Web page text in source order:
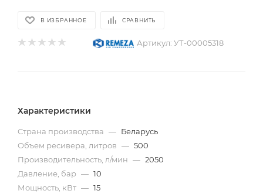
В ИЗБРАННОЕ СРАВНИТЬ
Артикул: УТ-00005318
Характеристики
Страна производства — Беларусь
Объем ресивера, литров — 500
Производительность, л/мин — 2050
Давление, бар — 10
Мощность, кВт — 15